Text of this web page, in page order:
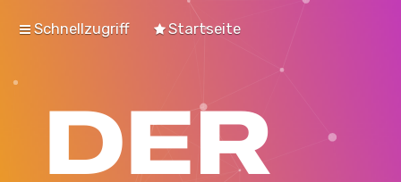
Schnellzugriff Startseite